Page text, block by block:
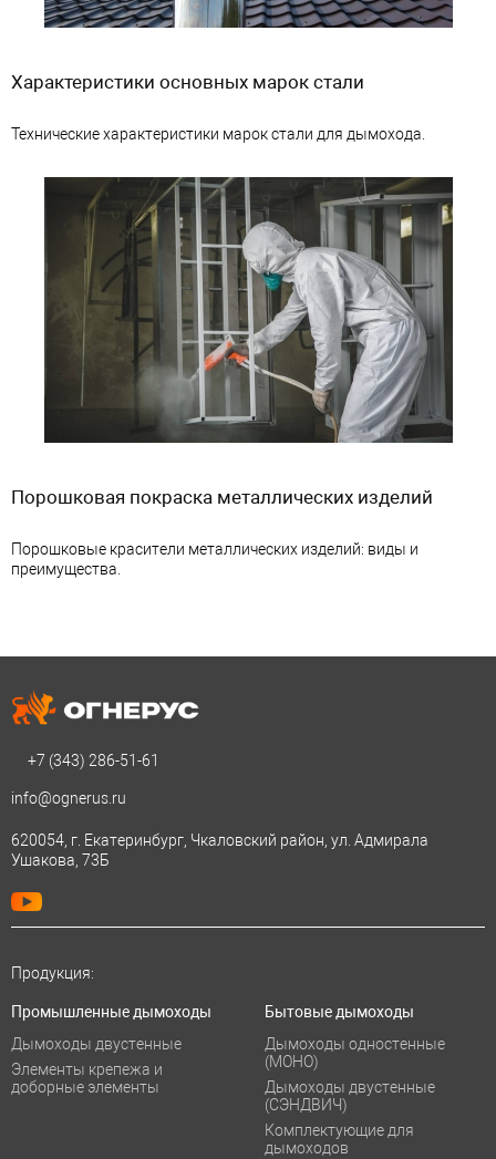
Характеристики основных марок стали
Технические характеристики марок стали для дымохода.
Порошковая покраска металлических изделий
Порошковые красители металлических изделий: виды и
преимущества.
+7 (343) 286-51-61
info@ognerus.ru
620054, г. Екатеринбург, Чкаловский район, ул. Адмирала
Ушакова, 73Б
Продукция:
Промышленные дымоходы
Дымоходы двустенные
Элементы крепежа и
доборные элементы
Бытовые дымоходы
Дымоходы одностенные
(МОНО)
Дымоходы двустенные
(СЭНДВИЧ)
Комплектующие для
дымоходов